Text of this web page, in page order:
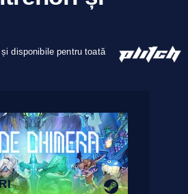
disponibile pentru toată